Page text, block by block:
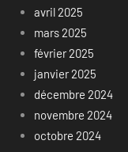
avril 2025
mars 2025
février 2025
janvier 2025
décembre 2024
novembre 2024
octobre 2024